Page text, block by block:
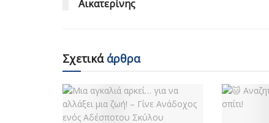
Αικατερίνης
Σχετικάάρθρα